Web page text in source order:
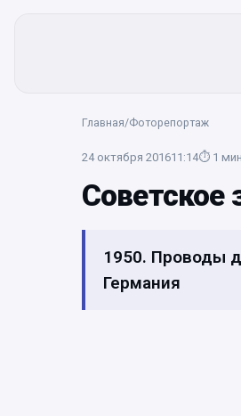
Главная/Фоторепортаж
24 октября 201611:14⏱ 1
Советское
1950. Проводы
Германия